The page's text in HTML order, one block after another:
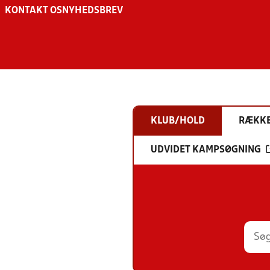
KONTAKT OS NYHEDSBREV
KLUB/HOLD
UDVIDET KAMPSØGNING